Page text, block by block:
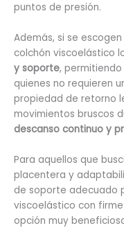
puntos de presión.
Además, si se
colchón viscoelástico
y soporte,
quienes no requieren
propiedad de retorno
movimientos bruscos
descanso continuo y
Para aquellos que
placentera y
de soporte adecuado
viscoelástico con
opción muy